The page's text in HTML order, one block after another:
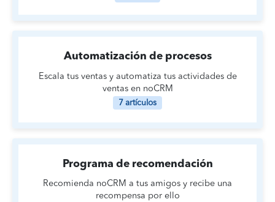
Automatización de procesos
Escala tus ventas y automatiza tus actividades de
ventas en noCRM
7 artículos
Programa de recomendación
Recomienda noCRM a tus amigos y recibe una
recompensa por ello